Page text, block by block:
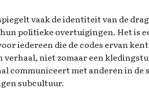
vaak de identiteit van de
politieke overtuigingen. Het is
iedereen die de codes ervan
verhaal, niet zomaar een
communiceert met anderen in de
subcultuur.